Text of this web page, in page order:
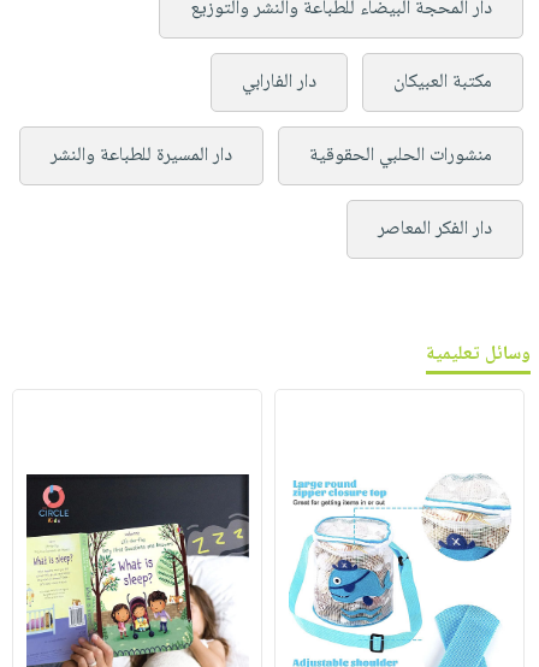
دار المحجة البيضاء للطباعة والنشر والتوزيع
مكتبة العبيكان دار الفارابي
منشورات الحلبي الحقوقية دار المسيرة للطباعة والنشر
دار الفكر المعاصر
وسائل تعليمية